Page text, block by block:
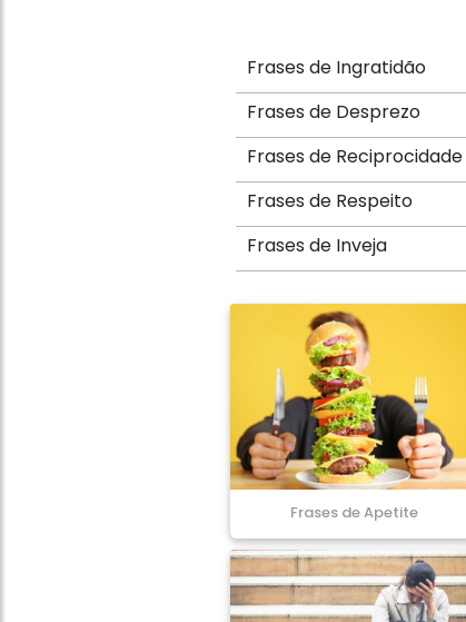
Frases de Ingratidão
Frases de Desprezo
Frases de Reciprocidade
Frases de Respeito
Frases de Inveja
Frases de Apetite